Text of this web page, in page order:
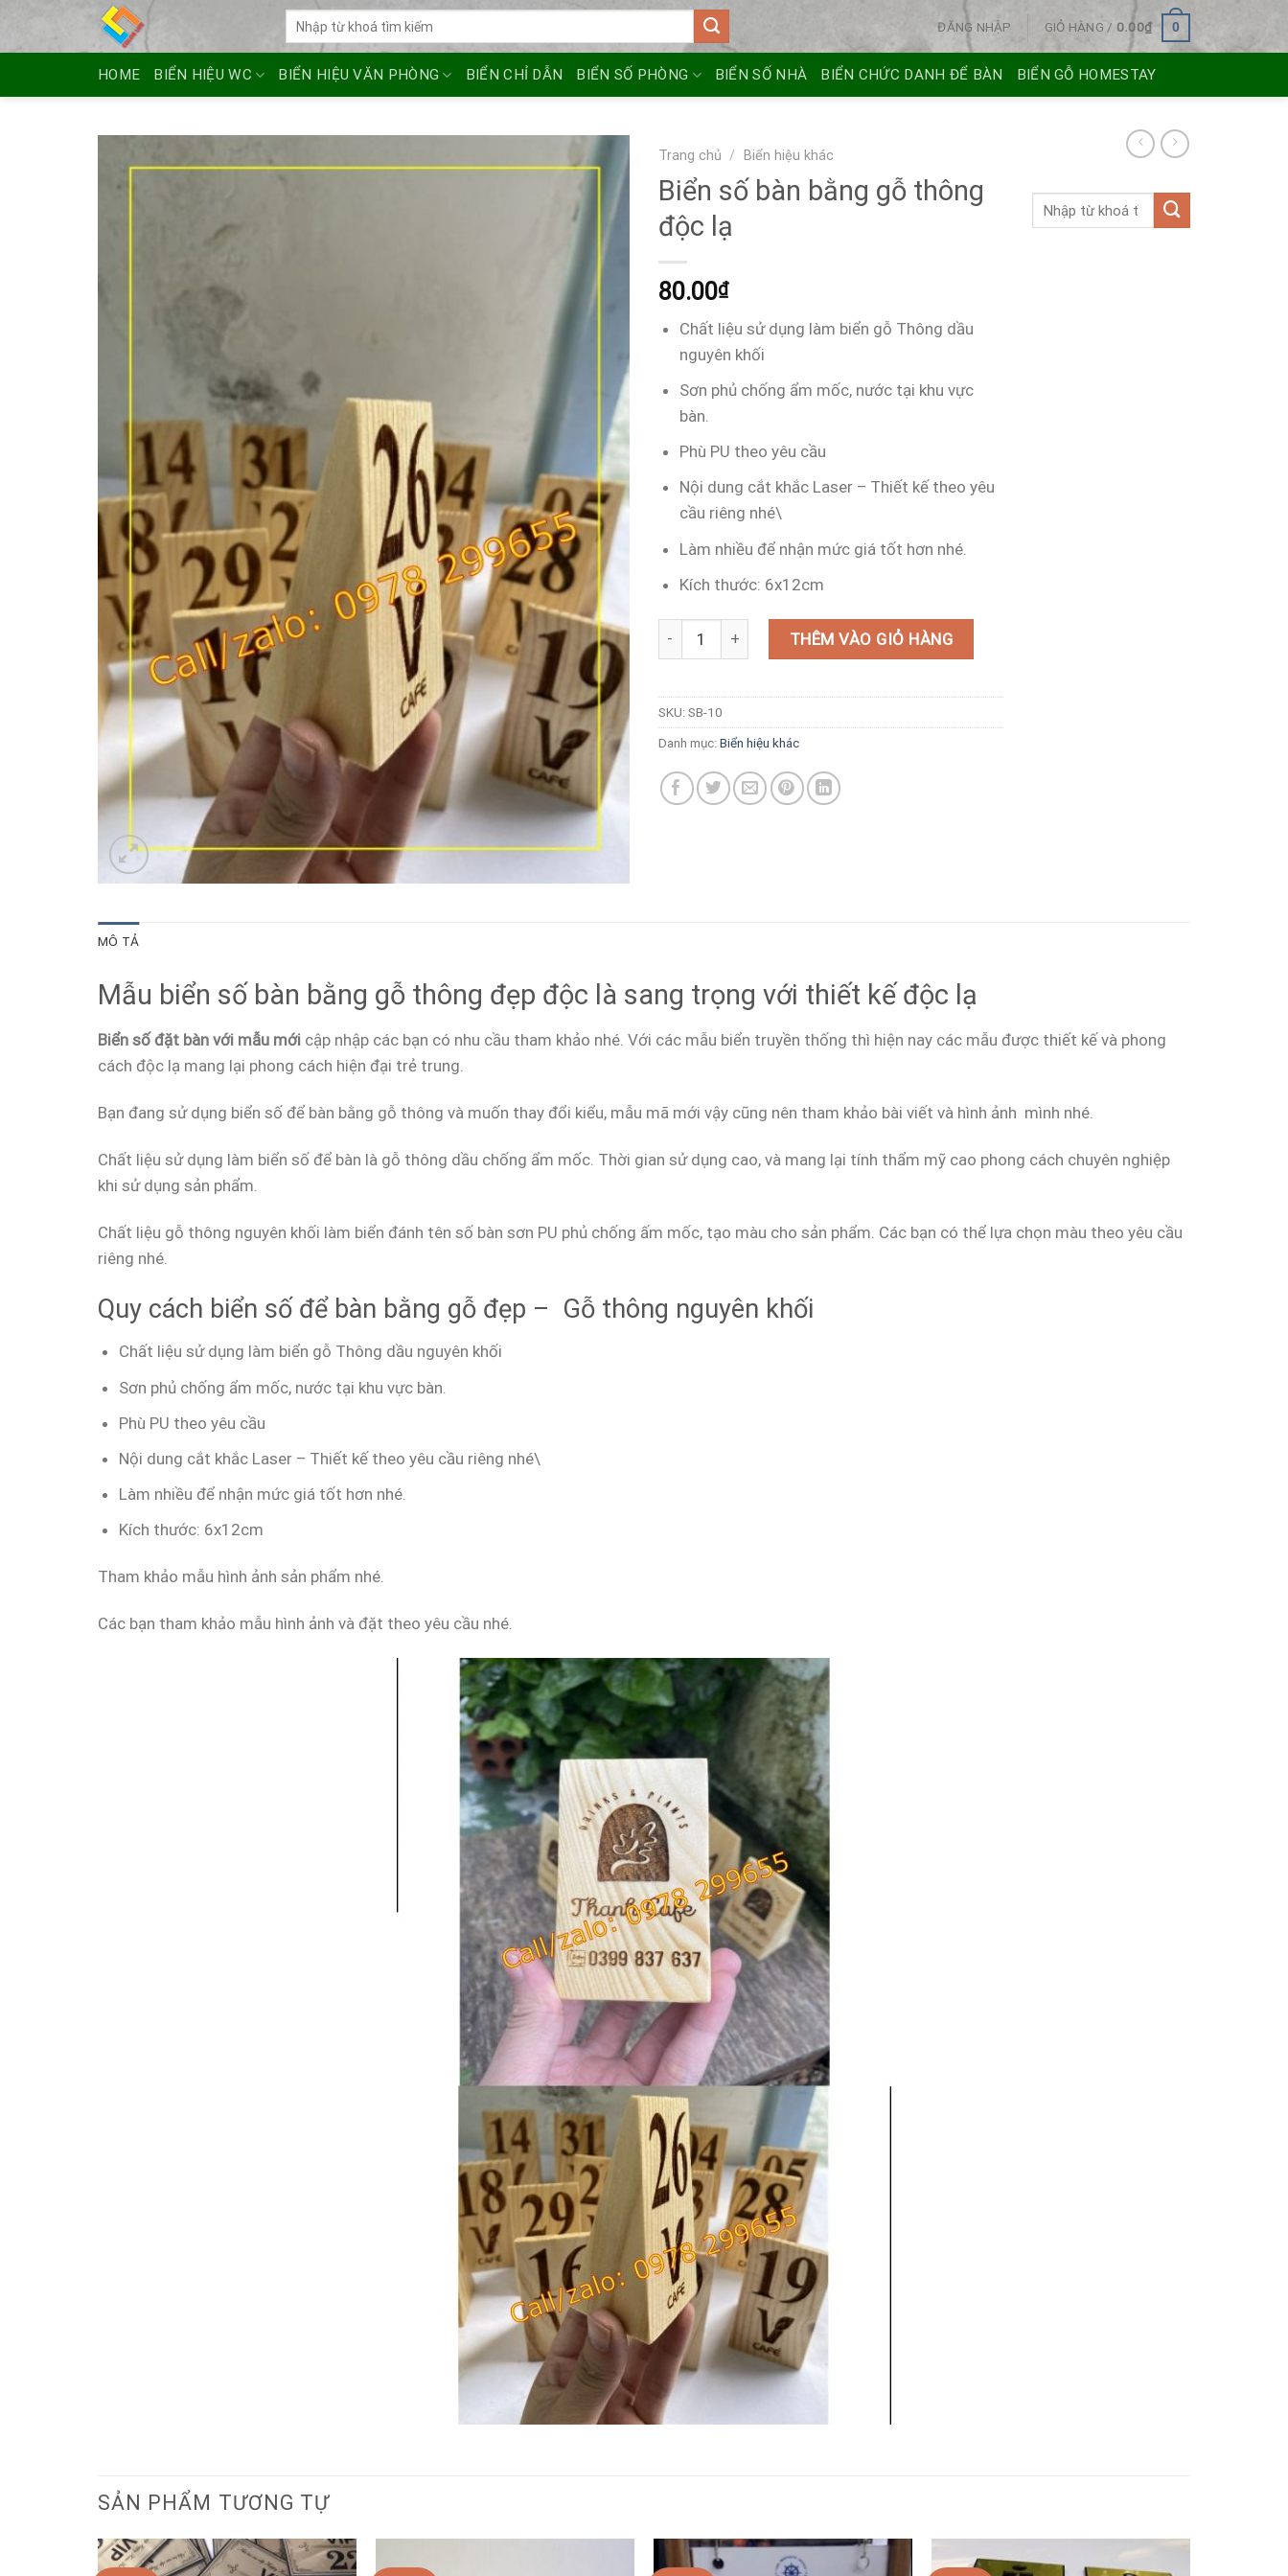
ĐĂNG NHẬP GIỎ HÀNG / 0.00₫ 0
HOME BIỂN HIỆU WC BIỂN HIỆU VĂN PHÒNG BIỂN CHỈ DẪN BIỂN SỐ PHÒNG BIỂN SỐ NHÀ BIỂN CHỨC DANH ĐỂ BÀN BIỂN GỖ HOMESTAY
Trang chủ / Biển hiệu khác
Biển số bàn bằng gỗ thông
độc lạ
80.00₫
Chất liệu sử dụng làm biển gỗ Thông dầu
nguyên khối
Sơn phủ chống ẩm mốc, nước tại khu vực
bàn.
Phù PU theo yêu cầu
Nội dung cắt khắc Laser – Thiết kế theo yêu
cầu riêng nhé\
Làm nhiều để nhận mức giá tốt hơn nhé.
Kích thước: 6x12cm
Biển số bàn bằng gỗ thông độc lạ số lượng
THÊM VÀO GIỎ HÀNG
SKU:SB-10
Danh mục:Biển hiệu khác
MÔ TẢ
Mẫu biển số bàn bằng gỗ thông đẹp độc là sang trọng với thiết kế độc lạ
Biển số đặt bàn với mẫu mới cập nhập các bạn có nhu cầu tham khảo nhé. Với các mẫu biển truyền thống thì hiện nay các mẫu được thiết kế và phong
cách độc lạ mang lại phong cách hiện đại trẻ trung.
Bạn đang sử dụng biển số để bàn bằng gỗ thông và muốn thay đổi kiểu, mẫu mã mới vậy cũng nên tham khảo bài viết và hình ảnh mình nhé.
Chất liệu sử dụng làm biển số để bàn là gỗ thông dầu chống ẩm mốc. Thời gian sử dụng cao, và mang lại tính thẩm mỹ cao phong cách chuyên nghiệp
khi sử dụng sản phẩm.
Chất liệu gỗ thông nguyên khối làm biển đánh tên số bàn sơn PU phủ chống ấm mốc, tạo màu cho sản phẩm. Các bạn có thể lựa chọn màu theo yêu cầu
riêng nhé.
Quy cách biển số để bàn bằng gỗ đẹp – Gỗ thông nguyên khối
Chất liệu sử dụng làm biển gỗ Thông dầu nguyên khối
Sơn phủ chống ẩm mốc, nước tại khu vực bàn.
Phù PU theo yêu cầu
Nội dung cắt khắc Laser – Thiết kế theo yêu cầu riêng nhé\
Làm nhiều để nhận mức giá tốt hơn nhé.
Kích thước: 6x12cm
Tham khảo mẫu hình ảnh sản phẩm nhé.
Các bạn tham khảo mẫu hình ảnh và đặt theo yêu cầu nhé.
SẢN PHẨM TƯƠNG TỰ